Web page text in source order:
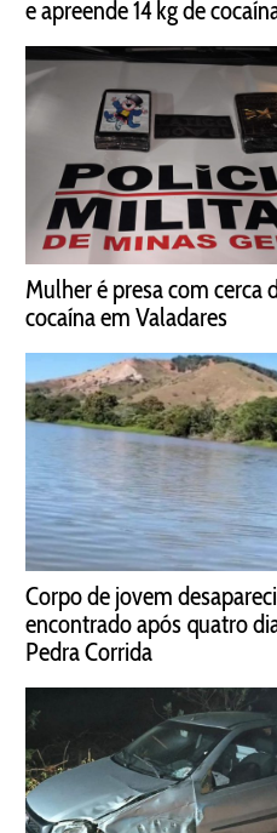
e apreende 14 kg de
Mulher é presa com cerca
cocaína em Valadares
Corpo de jovem
encontrado após quatro
Pedra Corrida